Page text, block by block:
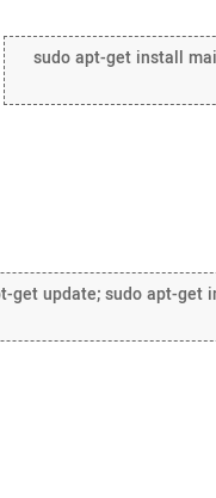
sudo apt-get install
get update; sudo apt-